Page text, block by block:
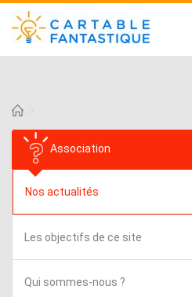
Association
Nos actualités
Les objectifs de ce site
Qui sommes-nous ?